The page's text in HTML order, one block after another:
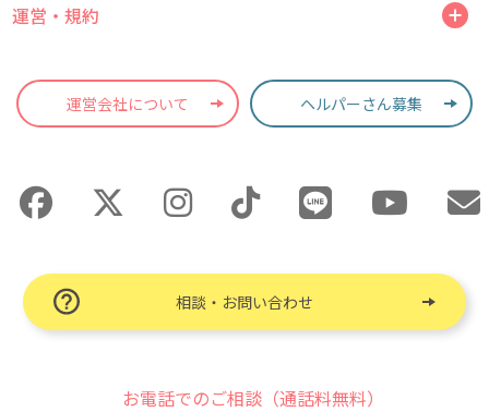
運営・規約
運営会社について ヘルパーさん募集
相談・お問い合わせ
お電話でのご相談（通話料無料）